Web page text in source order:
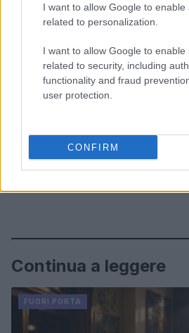
I want to allow Google to enable
related to personalization.
I want to allow Google to enable
related to security, including
functionality and fraud
user protection.
CONFIRM
Continua a leggere
FUORI PORTA